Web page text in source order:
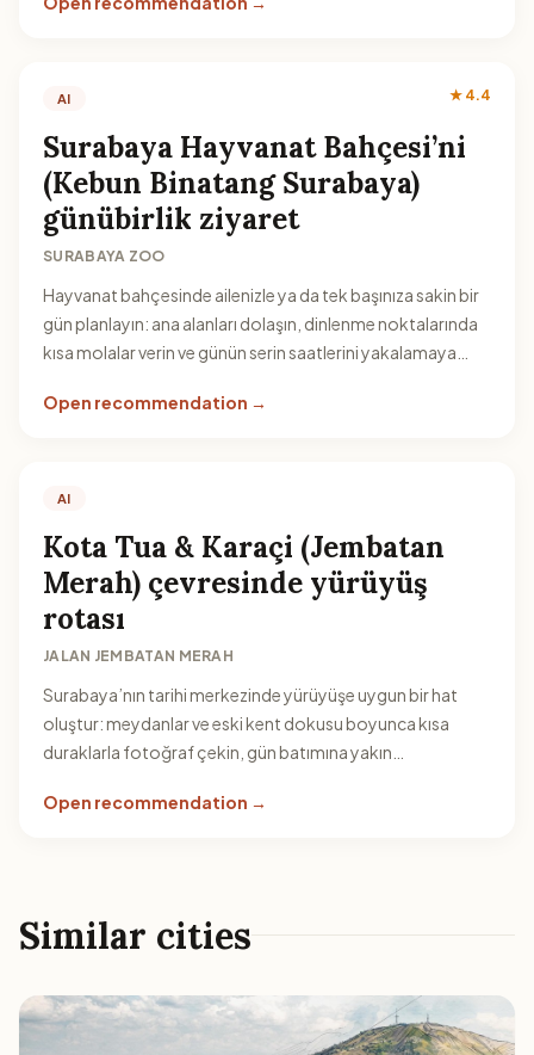
AI ★ 4.4
Surabaya Hayvanat Bahçesi’ni
(Kebun Binatang Surabaya)
günübirlik ziyaret
SURABAYA ZOO
Hayvanat bahçesinde ailenizle ya da tek başınıza sakin bir
gün planlayın: ana alanları dolaşın, dinlenme noktalarında
kısa molalar verin ve günün serin saatlerini yakalamaya
Open recommendation →
AI
Kota Tua & Karaçi (Jembatan
Merah) çevresinde yürüyüş
rotası
JALAN JEMBATAN MERAH
Surabaya’nın tarihi merkezinde yürüyüşe uygun bir hat
oluştur: meydanlar ve eski kent dokusu boyunca kısa
duraklarla fotoğraf çekin, gün batımına yakın
Open recommendation →
Similar cities